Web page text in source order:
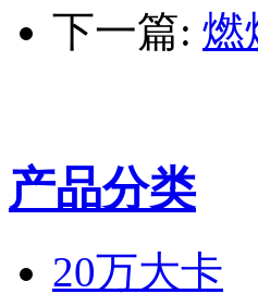
下一篇: 燃
产品分类
20万大卡